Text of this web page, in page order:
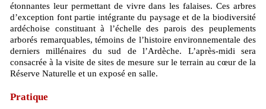
étonnantes leur permettant de vivre dans les falaises. Ces arbres
d’exception font partie intégrante du paysage et de la biodiversité
ardéchoise constituant à l’échelle des parois des peuplements
arborés remarquables, témoins de l’histoire environnementale des
derniers millénaires du sud de l’Ardèche. L’après-midi sera
consacrée à la visite de sites de mesure sur le terrain au cœur de la
Réserve Naturelle et un exposé en salle.
Pratique